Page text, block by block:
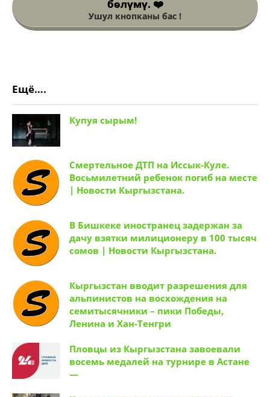
бөлүмү. ❤️
Ушул кнопканы бас !
Ещё….
Купуя сырым!
Смертельное ДТП на Иссык-Куле.
Восьмилетний ребенок погиб на месте
| Новости Кыргызстана.
В Бишкеке иностранец задержан за
дачу взятки милиционеру в 100 тысяч
сомов | Новости Кыргызстана.
Кыргызстан вводит разрешения для
альпинистов на восхождения на
семитысячники – пики Победы,
Ленина и Хан-Тенгри
Пловцы из Кыргызстана завоевали
восемь медалей на турнире в Астане
—